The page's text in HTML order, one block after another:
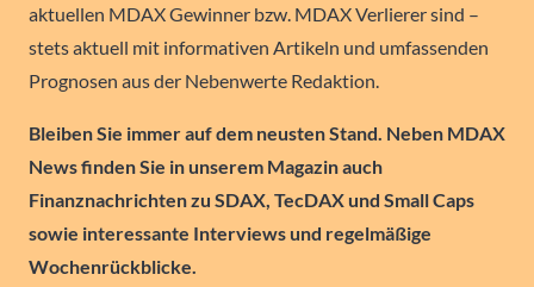
aktuellen MDAX Gewinner bzw. MDAX Verlierer sind –
stets aktuell mit informativen Artikeln und umfassenden
Prognosen aus der Nebenwerte Redaktion.
Bleiben Sie immer auf dem neusten Stand. Neben MDAX
News finden Sie in unserem Magazin auch
Finanznachrichten zu SDAX, TecDAX und Small Caps
sowie interessante Interviews und regelmäßige
Wochenrückblicke.